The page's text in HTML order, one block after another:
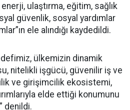
ulaştırma, eğitim, sağlık
güvenlik, sosyal yardımlar
ele alındığı kaydedildi.
ülkemizin dinamik
nitelikli işgücü, güvenilir iş ve
ve girişimcilik ekosistemi,
elde ettiği konumunu
denildi.